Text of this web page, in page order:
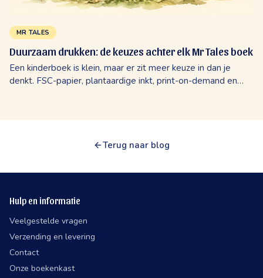
MR TALES
Duurzaam drukken: de keuzes achter elk Mr Tales boek
Een kinderboek is klein, maar er zit meer keuze in dan je
denkt. FSC-papier, plantaardige inkt, print-on-demand en
Terug naar blog
Hulp en informatie
Veelgestelde vragen
Verzending en levering
Contact
Onze boekenkast